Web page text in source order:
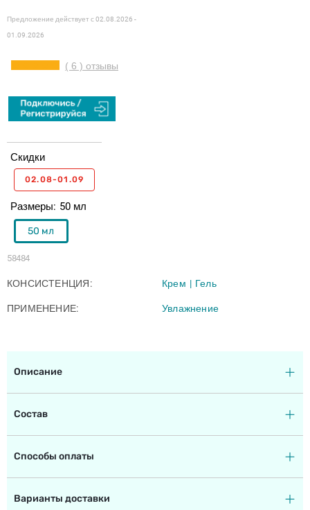
Предложение действует с02.08.2026 -
01.09.2026
( 6 ) отзывы
58484
Размеры 50 мл
50 мл
Скидки
02.08-01.09
КОНСИСТЕНЦИЯ Крем Гель
ПРИМЕНЕНИЕ Увлажнение
Описание
Состав
Способы оплаты
Варианты доставки